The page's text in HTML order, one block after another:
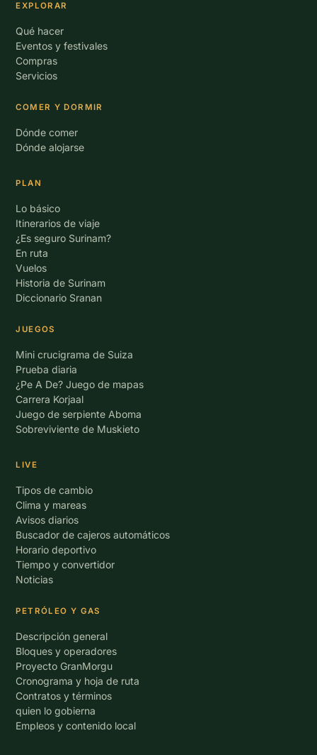
EXPLORAR
Qué hacer
Eventos y festivales
Compras
Servicios
COMER Y DORMIR
Dónde comer
Dónde alojarse
PLAN
Lo básico
Itinerarios de viaje
¿Es seguro Surinam?
En ruta
Vuelos
Historia de Surinam
Diccionario Sranan
JUEGOS
Mini crucigrama de Suiza
Prueba diaria
¿Pe A De? Juego de mapas
Carrera Korjaal
Juego de serpiente Aboma
Sobreviviente de Muskieto
LIVE
Tipos de cambio
Clima y mareas
Avisos diarios
Buscador de cajeros automáticos
Horario deportivo
Tiempo y convertidor
Noticias
PETRÓLEO Y GAS
Descripción general
Bloques y operadores
Proyecto GranMorgu
Cronograma y hoja de ruta
Contratos y términos
quien lo gobierna
Empleos y contenido local